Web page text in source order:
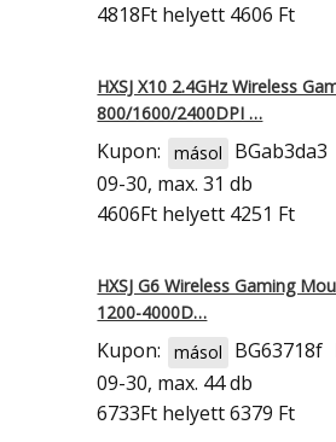
4818Ft helyett 4606 Ft
HXSJ X10 2.4GHz Wireless
800/1600/2400DPI …
Kupon: másol BGab3da3
09-30, max. 31 db
4606Ft helyett 4251 Ft
HXSJ G6 Wireless Gaming
1200-4000D…
Kupon: másol BG63718f
09-30, max. 44 db
6733Ft helyett 6379 Ft